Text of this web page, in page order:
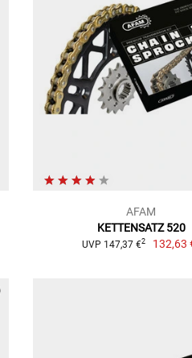
AFAM
KETTENSATZ 520
UVP 147,37 €2 132,63